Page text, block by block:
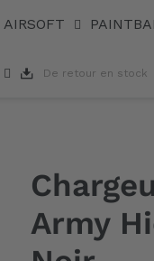
AIRSOFT
De retour en stock
Army